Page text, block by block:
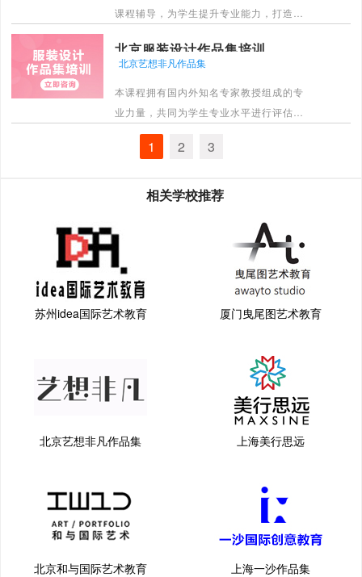
课程辅导，为学生提升专业能力，打造核
[详情]
北京服装设计作品集培训
北京艺想非凡作品集
本课程拥有国内外知名专家教授组成的专
业力量，共同为学生专业水平进行评估及
课程总体规划。挑选最适合学生的导师进
行针对性课程辅导。
1 2 3
相关学校推荐
苏州idea国际艺术教育 厦门曳尾图艺术教育
北京艺想非凡作品集 上海美行思远
北京和与国际艺术教育 上海一沙作品集